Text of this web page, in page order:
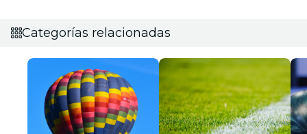
Categorías relacionadas